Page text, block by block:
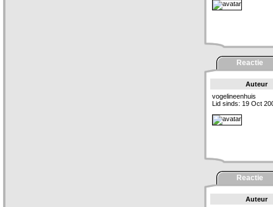
Reactie
Auteur
vogelineenhuis
Lid sinds: 19 Oct
Reactie
Auteur